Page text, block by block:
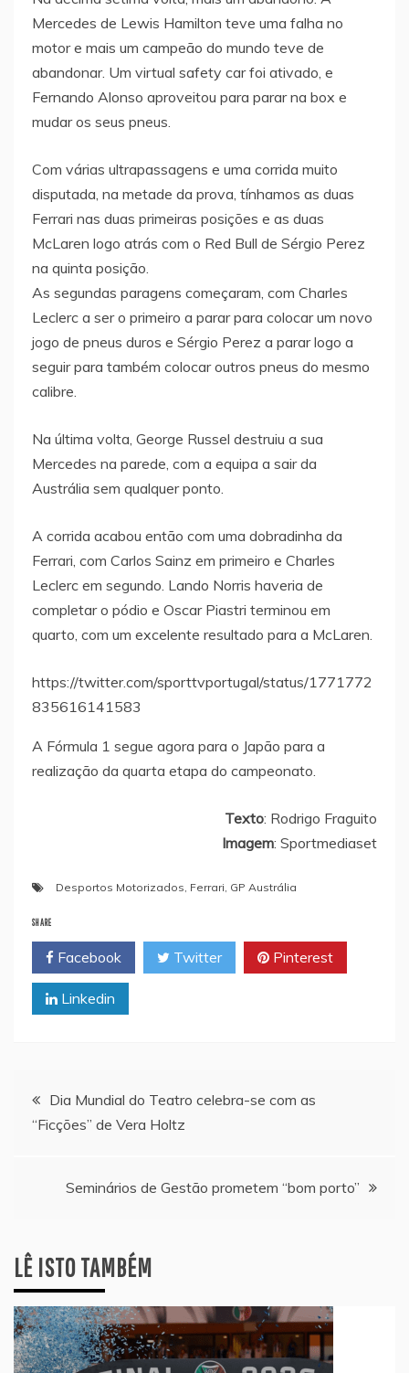
Mercedes de Lewis Hamilton teve uma falha no
motor e mais um campeão do mundo teve de
abandonar. Um virtual safety car foi ativado, e
Fernando Alonso aproveitou para parar na box e
mudar os seus pneus.
Com várias ultrapassagens e uma corrida muito
disputada, na metade da prova, tínhamos as duas
Ferrari nas duas primeiras posições e as duas
McLaren logo atrás com o Red Bull de Sérgio Perez
na quinta posição.
As segundas paragens começaram, com Charles
Leclerc a ser o primeiro a parar para colocar um novo
jogo de pneus duros e Sérgio Perez a parar logo a
seguir para também colocar outros pneus do mesmo
calibre.
Na última volta, George Russel destruiu a sua
Mercedes na parede, com a equipa a sair da
Austrália sem qualquer ponto.
A corrida acabou então com uma dobradinha da
Ferrari, com Carlos Sainz em primeiro e Charles
Leclerc em segundo. Lando Norris haveria de
completar o pódio e Oscar Piastri terminou em
quarto, com um excelente resultado para a McLaren.
https://twitter.com/sporttvportugal/status/1771772
835616141583
A Fórmula 1 segue agora para o Japão para a
realização da quarta etapa do campeonato.
Texto: Rodrigo Fraguito
Imagem: Sportmediaset
Desportos Motorizados Ferrari GP Austrália
SHARE
Facebook Twitter Pinterest
Linkedin
Navegação
artigos
Dia Mundial do Teatro celebra-se com as
“Ficções” de Vera Holtz
Seminários de Gestão prometem “bom porto”
LÊ ISTO TAMBÉM